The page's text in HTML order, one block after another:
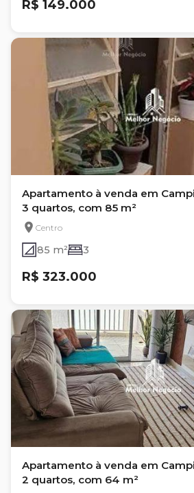
R$ 149.000
Apartamento à venda em
3 quartos, com 85 m²
Centro
85 m² 3
R$ 323.000
Apartamento à venda em
2 quartos, com 64 m²